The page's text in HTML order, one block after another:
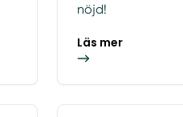
nöjd!
Läs mer